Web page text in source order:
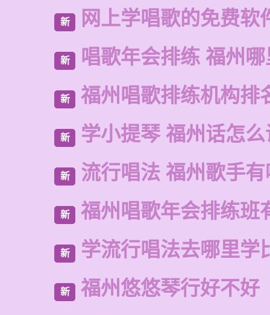
新 网上学唱歌的免费软
新 唱歌年会排练 福州
新 福州唱歌排练机构排
新 学小提琴 福州话怎
新 流行唱法 福州歌手
新 福州唱歌年会排练班
新 学流行唱法去哪里学
新 福州悠悠琴行好不好